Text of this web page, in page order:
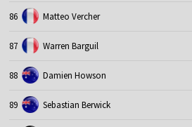
86 Matteo Vercher
87 Warren Barguil
88 Damien Howson
89 Sebastian Berwick